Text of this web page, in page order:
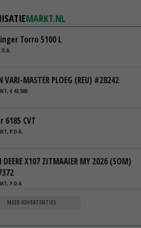
MARKT.NL
Torro 5100 L
VARI-MASTER PLOEG (REU) #28242
€ 42.500
6185 CVT
P.O.A.
DEERE X107 ZITMAAIER MY 2026 (SOM)
P.O.A.
MEER ADVERTENTIES